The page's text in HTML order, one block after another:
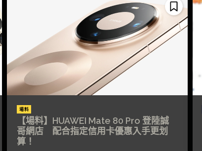
場料
【場料】HUAWEI Mate 80 Pro 登陸誠
哥網店 配合指定信用卡優惠入手更划
算！